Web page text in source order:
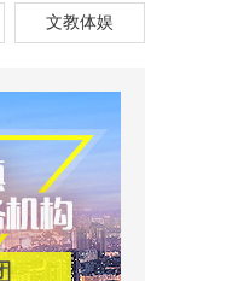
文教体娱